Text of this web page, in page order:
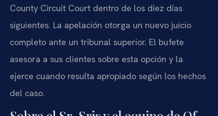
County Circuit Court dentro de los diez días
siguientes. La apelación otorga un nuevo juicio
completo ante un tribunal superior. El bufete
asesora a sus clientes sobre esta opción y la
ejerce cuando resulta apropiado según los hechos
del caso.